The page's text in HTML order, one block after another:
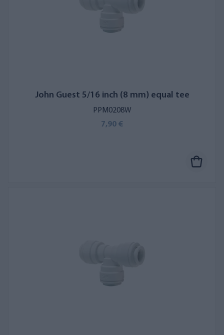
John Guest 5/16 inch (8 mm) equal tee
PPM0208W
7,90 €